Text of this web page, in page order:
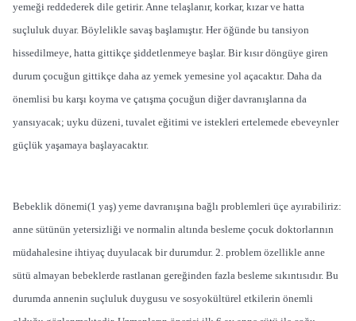
yemeği reddederek dile getirir. Anne telaşlanır, korkar, kızar ve hatta
suçluluk duyar. Böylelikle savaş başlamıştır. Her öğünde bu tansiyon
hissedilmeye, hatta gittikçe şiddetlenmeye başlar. Bir kısır döngüye giren
durum çocuğun gittikçe daha az yemek yemesine yol açacaktır. Daha da
önemlisi bu karşı koyma ve çatışma çocuğun diğer davranışlarına da
yansıyacak; uyku düzeni, tuvalet eğitimi ve istekleri ertelemede ebeveynler
güçlük yaşamaya başlayacaktır.
Bebeklik dönemi(1 yaş) yeme davranışına bağlı problemleri üçe ayırabiliriz:
anne sütünün yetersizliği ve normalin altında besleme çocuk doktorlarının
müdahalesine ihtiyaç duyulacak bir durumdur. 2. problem özellikle anne
sütü almayan bebeklerde rastlanan gereğinden fazla besleme sıkıntısıdır. Bu
durumda annenin suçluluk duygusu ve sosyokültürel etkilerin önemli